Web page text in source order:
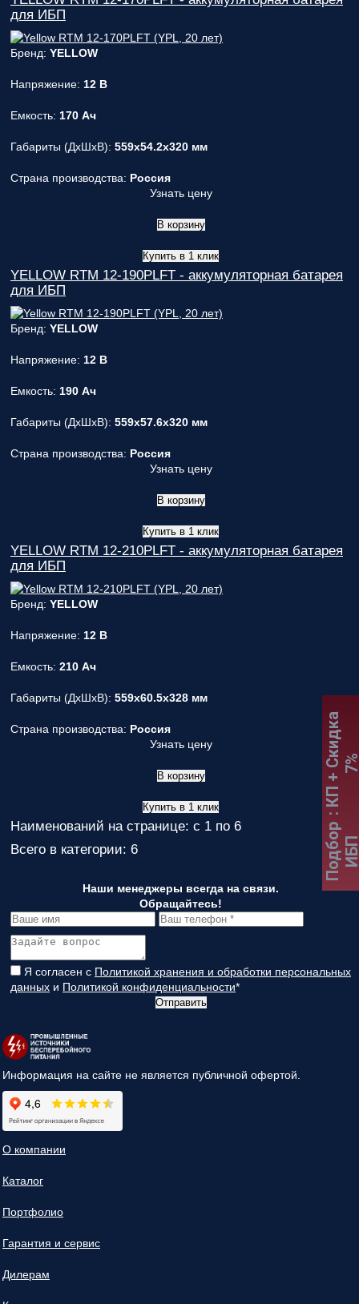
для ИБП
Бренд: YELLOW
Напряжение: 12 В
Емкость: 170 Ач
Габариты (ДxШxВ): 559x54.2x320 мм
Страна производства: Россия
Узнать цену
В корзину
Купить в 1 клик
YELLOW RTM 12-190PLFT - аккумуляторная батарея
для ИБП
Бренд: YELLOW
Напряжение: 12 В
Емкость: 190 Ач
Габариты (ДxШxВ): 559x57.6x320 мм
Страна производства: Россия
Узнать цену
В корзину
Купить в 1 клик
YELLOW RTM 12-210PLFT - аккумуляторная батарея
для ИБП
Бренд: YELLOW
Напряжение: 12 В
Емкость: 210 Ач
Габариты (ДxШxВ): 559x60.5x328 мм
Страна производства: Россия
Узнать цену
В корзину
Купить в 1 клик
Наименований на странице: с 1 по 6
Всего в категории: 6
Наши менеджеры всегда на связи.
Обращайтесь!
Я согласен с Политикой хранения и обработки персональных
данных и Политикой конфиденциальности*
Отправить
Информация на сайте не является публичной офертой.
О компании
Каталог
Портфолио
Гарантия и сервис
Дилерам
Подбор
:
К
П
+
С
к
и
д
к
а
7